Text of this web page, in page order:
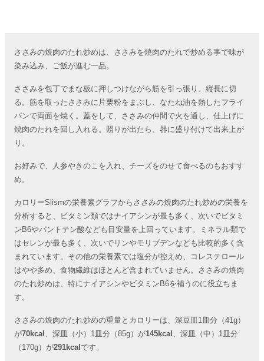
ささみの焼肉のたれ炒めは、ささみを焼肉のたれで炒める事で味が
染み込み、ご飯が進む一品。
ささみを包丁でまな板に押しつけながら筋を引っ張り、縦長に切
る。筋を取ったささみに片栗粉をまぶし、なたね油を熱したフライ
パンで両面を焼く。蓋をして、ささみの仲間で火を通し、仕上げに
焼肉のたれを回し入れる。照りが出たら、器に盛り付けて出来上が
り。
お好みで、人参やきのこを入れ、チーズをのせて食べるのもおすす
め。
カロリーSlismの栄養素グラフからささみの焼肉のたれ炒めの栄養を
分析すると、ビタミン類ではナイアシンが最も多く、次いでビタミ
ンB6やパントテン酸なども目安量を上回っています。ミネラル類で
はセレンが最も多く、次いでリンやモリブデンなども比較的多く含
まれています。その他の栄養素では塩分が控えめ、コレステロール
はやや多め、食物繊維はほとんど含まれていません。ささみの焼肉
のたれ炒めは、特にナイアシンやビタミンB6を補うのに役立ちま
す。
ささみの焼肉のたれ炒めの重量とカロリーは、深豆皿1皿分（41g）
が70kcal 、深皿（小）1皿分（85g）が145kcal 、深皿（中）1皿分
（170g）が291kcal です。